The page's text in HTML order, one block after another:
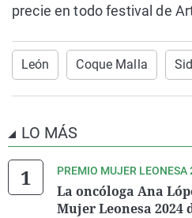
precie en todo festival de
León Coque Malla
LO MÁS
PREMIO MUJER LEONESA
La oncóloga Ana
Mujer Leonesa 2024